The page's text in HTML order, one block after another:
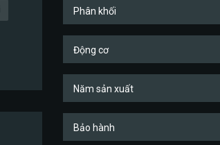
Phân khối
Động cơ
Năm sản xuất
Bảo hành